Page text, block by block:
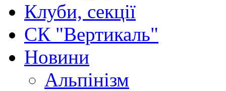
Клуби, секції
СК "Вертикаль"
Новини
Альпінізм